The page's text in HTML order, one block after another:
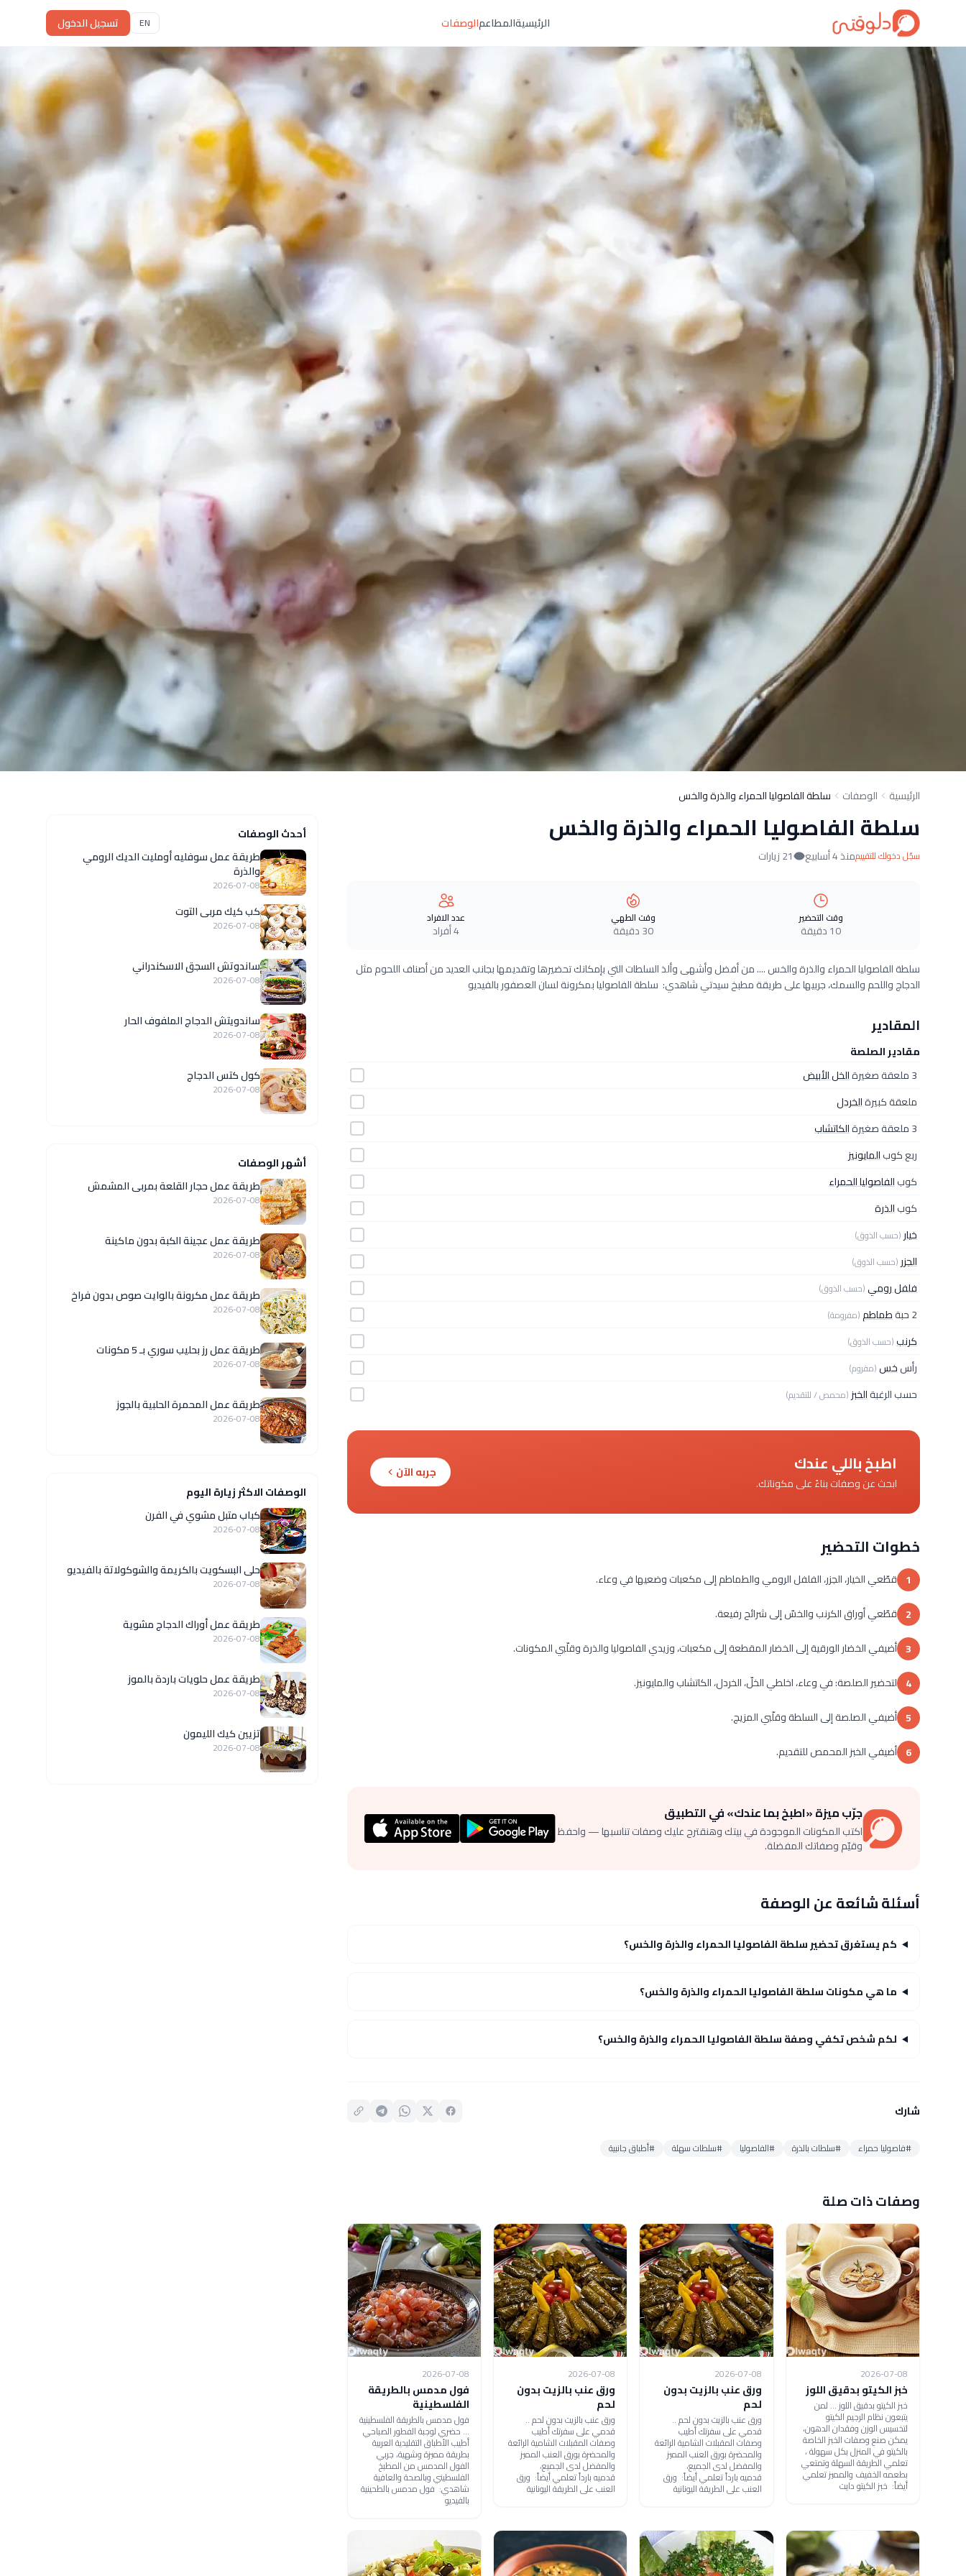
الرئيسيةالمطاعمالوصفات EN تسجيل الدخول
الرئيسية الوصفات سلطة الفاصوليا الحمراء والذرة والخس
سلطة الفاصوليا الحمراء والذرة والخس
سجّل دخولك للتقييممنذ 4 أسابيع 21 زيارات
وقت التحضير
10 دقيقة
وقت الطهي
30 دقيقة
عدد الافراد
4 أفراد
سلطة الفاصوليا الحمراء والذرة والخس .... من أفضل وأشهى وألذ السلطات التي بإمكانك تحضيرها وتقديمها بجانب العديد من أصناف اللحوم مثل
الدجاج واللحم والسمك، جربيها على طريقة مطبخ سيدتي شاهدي: سلطة الفاصوليا بمكرونة لسان العصفور بالفيديو
المقادير
مقادير الصلصة
3 ملعقة صغيرة
الخل الأبيض
ملعقة كبيرةالخردل
3 ملعقة صغيرة
الكاتشاب
ربع كوبالمايونيز
كوبالفاصوليا الحمراء
كوبالذرة
خيار (حسب الذوق)
الجزر (حسب الذوق)
فلفل رومي (حسب الذوق)
2 حبة طماطم(مفرومة)
كرنب(حسب الذوق)
رأسخس(مفروم)
حسب الرغبةالخبز (محمص / للتقديم)
اطبخ باللي عندك
ابحث عن وصفات بناءً على مكوناتك.
جربه الآن
خطوات التحضير
1 قطّعي الخيار، الجزر، الفلفل الرومي والطماطم إلى مكعبات وضعيها في وعاء.
2 قطّعي أوراق الكرنب والخسّ إلى شرائح رفيعة.
3 أضيفي الخضار الورقية إلى الخضار المقطعة إلى مكعبات، وزيدي الفاصوليا والذرة وقلّبي المكونات.
4 لتحضير الصلصة: في وعاء، اخلطي الخلّ، الخردل، الكاتشاب والمايونيز.
5 أضيفي الصلصة إلى السلطة وقلّبي المزيج.
6 أضيفي الخبز المحمص للتقديم.
جرّب ميزة «اطبخ بما عندك» في التطبيق
اكتب المكونات الموجودة في بيتك وهنقترح عليك وصفات تناسبها — واحفظ
وقيّم وصفاتك المفضلة.
أسئلة شائعة عن الوصفة
كم يستغرق تحضير سلطة الفاصوليا الحمراء والذرة والخس؟
ما هي مكونات سلطة الفاصوليا الحمراء والذرة والخس؟
لكم شخص تكفي وصفة سلطة الفاصوليا الحمراء والذرة والخس؟
شارك
#فاصوليا حمراء #سلطات بالذرة #الفاصوليا #سلطات سهلة #أطباق جانبية
وصفات ذات صلة
2026-07-08
خبز الكيتو بدقيق اللوز
خبز الكيتو بدقيق اللوز ... لمن
يتبعون نظام الرجيم الكيتو
لتخسيس الوزن وفقدان الدهون،
يمكن صنع وصفات الخبز الخاصة
بالكيتو في المنزل بكل سهولة ،
تعلمي الطريقة السهلة وتمتعي
بطعمه الخفيف والمميز تعلمي
أيضاً: خبز الكيتو دايت
2026-07-08
ورق عنب بالزيت بدون
لحم
ورق عنب بالزيت بدون لحم ..
قدمي على سفرتك أطيب
وصفات المقبلات الشامية الرائعة
والمحضرة بورق العنب المميز
والمفضل لدى الجميع،
قدميه بارداً تعلمي أيضاً: ورق
العنب على الطريقة اليونانية
2026-07-08
ورق عنب بالزيت بدون
لحم
ورق عنب بالزيت بدون لحم ..
قدمي على سفرتك أطيب
وصفات المقبلات الشامية الرائعة
والمحضرة بورق العنب المميز
والمفضل لدى الجميع،
قدميه بارداً تعلمي أيضاً: ورق
العنب على الطريقة اليونانية
2026-07-08
فول مدمس بالطريقة
الفلسطينية
فول مدمس بالطريقة الفلسطينية
... حضري لوجبة الفطور الصباحي
أطيب الأطباق التقليدية العربية
بطريقة مميزة وشهية، جربي
الفول المدمس من المطبخ
الفلسطيني وبالصحة والعافية
شاهدي: فول مدمس بالطحينية
بالفيديو
أحدث الوصفات
طريقة عمل سوفليه أومليت الديك الرومي
والذرة
2026-07-08
كب كيك مربى التوت
2026-07-08
ساندوتش السجق الاسكندراني
2026-07-08
ساندويتش الدجاج الملفوف الحار
2026-07-08
كول كتس الدجاج
2026-07-08
أشهر الوصفات
طريقة عمل حجار القلعة بمربى المشمش
2026-07-08
طريقة عمل عجينة الكبة بدون ماكينة
2026-07-08
طريقة عمل مكرونة بالوايت صوص بدون فراخ
2026-07-08
طريقة عمل رز بحليب سوري بـ 5 مكونات
2026-07-08
طريقة عمل المحمرة الحلبية بالجوز
2026-07-08
الوصفات الاكثر زيارة اليوم
كباب متبل مشوي في الفرن
2026-07-08
حلى البسكويت بالكريمة والشوكولاتة بالفيديو
2026-07-08
طريقة عمل أوراك الدجاج مشوية
2026-07-08
طريقة عمل حلويات باردة بالموز
2026-07-08
تزيين كيك الليمون
2026-07-08